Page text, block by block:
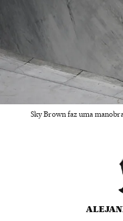
Sky Brown faz uma